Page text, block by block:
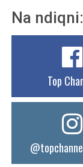
Na ndiqni:
Top